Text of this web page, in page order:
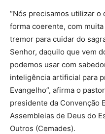
“Nós precisamos utilizar o
forma coerente, com
tremor para cuidar do
Senhor, daquilo que vem
podemos usar com
inteligência artificial para
Evangelho”, afirma o
presidente da Convenção
Assembleias de Deus do
Outros (Cemades).